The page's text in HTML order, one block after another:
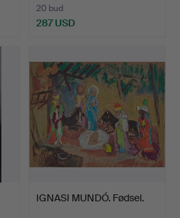
20 bud
287 USD
IGNASI MUNDÓ. Fødsel.